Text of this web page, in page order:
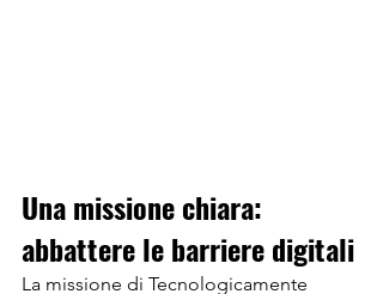
Una missione chiara:
abbattere le barriere digitali
La missione di Tecnologicamente